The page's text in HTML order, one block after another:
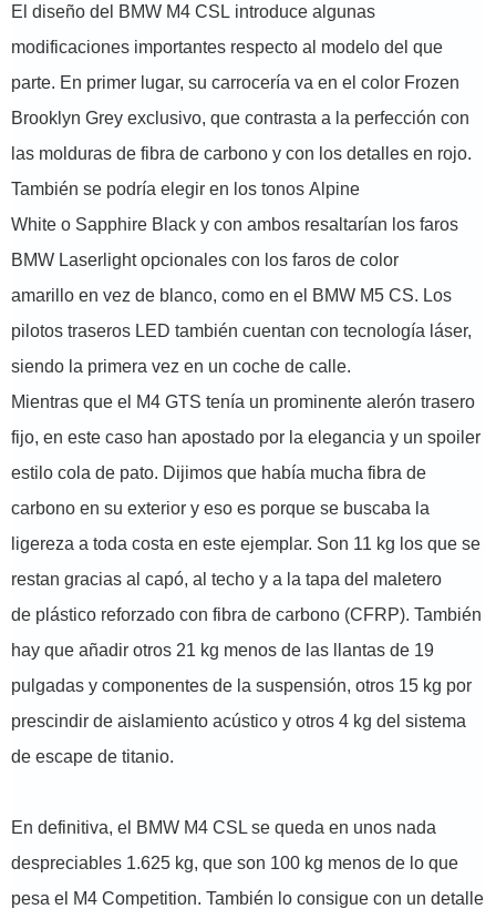
El diseño del BMW M4 CSL introduce algunas
modificaciones importantes respecto al modelo del que
parte. En primer lugar, su carrocería va en el color Frozen
Brooklyn Grey exclusivo, que contrasta a la perfección con
las molduras de fibra de carbono y con los detalles en rojo.
También se podría elegir en los tonos Alpine
White o Sapphire Black y con ambos resaltarían los faros
BMW Laserlight opcionales con los faros de color
amarillo en vez de blanco, como en el BMW M5 CS. Los
pilotos traseros LED también cuentan con tecnología láser,
siendo la primera vez en un coche de calle.
Mientras que el M4 GTS tenía un prominente alerón trasero
fijo, en este caso han apostado por la elegancia y un spoiler
estilo cola de pato. Dijimos que había mucha fibra de
carbono en su exterior y eso es porque se buscaba la
ligereza a toda costa en este ejemplar. Son 11 kg los que se
restan gracias al capó, al techo y a la tapa del maletero
de plástico reforzado con fibra de carbono (CFRP). También
hay que añadir otros 21 kg menos de las llantas de 19
pulgadas y componentes de la suspensión, otros 15 kg por
prescindir de aislamiento acústico y otros 4 kg del sistema
de escape de titanio.
En definitiva, el BMW M4 CSL se queda en unos nada
despreciables 1.625 kg, que son 100 kg menos de lo que
pesa el M4 Competition. También lo consigue con un detalle